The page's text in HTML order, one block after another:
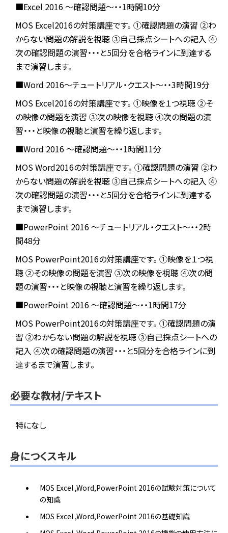
■Excel 2016 ～確認問題～・・1時間10分
MOS Excel2016の対策講座です。 ①確認問題の演習 ②わ
からない問題の解説を視聴③自己採点シートへの記入 ④
次の確認問題の演習・・・と5回分を合格ラインに到達する
まで演習します。
■Word 2016～チュートリアル・クエスト～・・3時間19分
MOS Excel2016の対策講座です。 ①映像を１つ視聴②そ
の映像の問題を演習 ③次の映像を視聴④次の問題の演
習・・・と映像の視聴と演習を繰り返します。
■Word 2016 ～確認問題～・・1時間11分
MOS Word2016の対策講座です。 ①確認問題の演習 ②わ
からない問題の解説を視聴③自己採点シートへの記入 ④
次の確認問題の演習・・・と5回分を合格ラインに到達する
まで演習します。
■PowerPoint 2016 ～チュートリアル・クエスト～・・2時
間48分
MOS PowerPoint2016の対策講座です。 ①映像を１つ視
聴②その映像の問題を演習 ③次の映像を視聴④次の問
題の演習・・・と映像の視聴と演習を繰り返します。
■PowerPoint 2016 ～確認問題～・・1時間17分
MOS PowerPoint2016の対策講座です。 ①確認問題の演
習 ②わからない問題の解説を視聴③自己採点シートへの
記入 ④次の確認問題の演習・・・と5回分を合格ラインに到
達するまで演習します。
必要な教材/テキスト
特になし
身につくスキル
MOS Excel ,Word,PowerPoint 2016の試験対策について
の知識
MOS Excel ,Word,PowerPoint 2016の基礎知識